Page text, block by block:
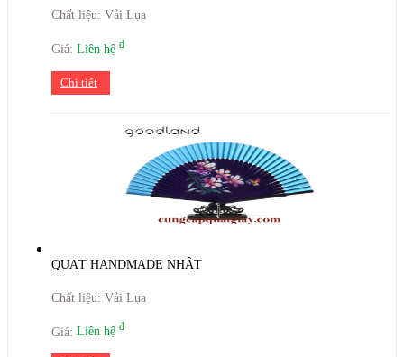
Chất liệu: Vải Lụa
Giá: Liên hệ đ
Chi tiết
QUẠT HANDMADE NHẬT
Chất liệu: Vải Lụa
Giá: Liên hệ đ